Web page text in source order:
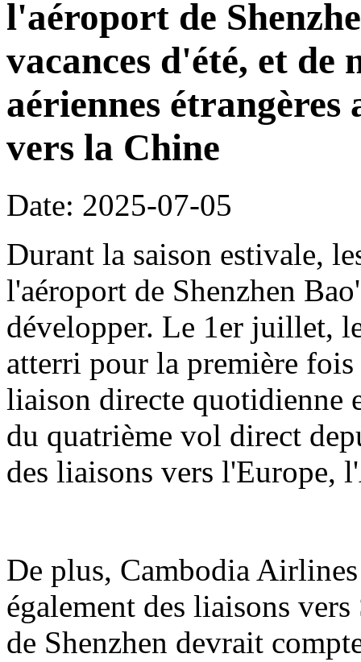
l'aéroport de
vacances d'été, et de
aériennes
vers la Chine
Date: 2025-07-05
Durant la saison estivale,
l'aéroport de Shenzhen
développer. Le 1er juillet,
atterri pour la première
liaison directe quotidienne
du quatrième vol direct
des liaisons vers l'Europe,
De plus, Cambodia
également des liaisons
de Shenzhen devrait